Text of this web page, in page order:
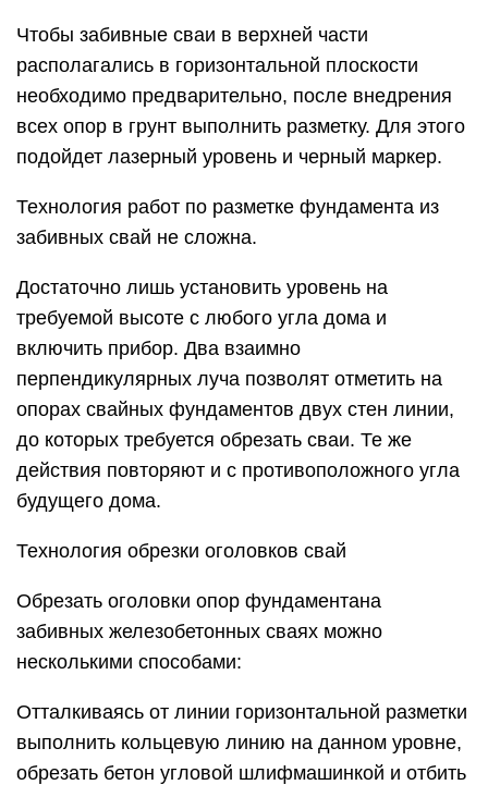
Чтобы забивные сваи в верхней части
располагались в горизонтальной плоскости
необходимо предварительно, после внедрения
всех опор в грунт выполнить разметку. Для этого
подойдет лазерный уровень и черный маркер.
Технология работ по разметке фундамента из
забивных свай не сложна.
Достаточно лишь установить уровень на
требуемой высоте с любого угла дома и
включить прибор. Два взаимно
перпендикулярных луча позволят отметить на
опорах свайных фундаментов двух стен линии,
до которых требуется обрезать сваи. Те же
действия повторяют и с противоположного угла
будущего дома.
Технология обрезки оголовков свай
Обрезать оголовки опор фундаментана
забивных железобетонных сваях можно
несколькими способами:
Отталкиваясь от линии горизонтальной разметки
выполнить кольцевую линию на данном уровне,
обрезать бетон угловой шлифмашинкой и отбить